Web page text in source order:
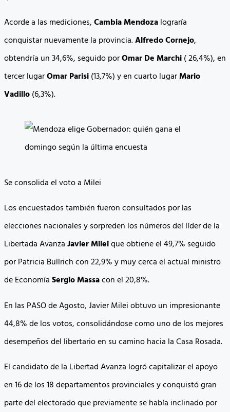
Acorde a las mediciones,Cambia Mendozalograría
conquistar nuevamente la provincia.Alfredo Cornejo,
obtendría un 34,6%, seguido porOmar De Marchi( 26,4%), en
tercer lugarOmar Parisi(13,7%) y en cuarto lugarMario
Vadillo(6,3%).
Se consolida el voto a Milei
Los encuestados también fueron consultados por las
elecciones nacionales y sorpreden los números del líder de la
Libertada AvanzaJavier Mileique obtiene el 49,7% seguido
por Patricia Bullrich con 22,9% y muy cerca el actual ministro
de EconomíaSergio Massacon el 20,8%.
En las PASO de Agosto, Javier Milei obtuvo un impresionante
44,8% de los votos, consolidándose como uno de los mejores
desempeños del libertario en su camino hacia la Casa Rosada.
El candidato de la Libertad Avanza logró capitalizar el apoyo
en 16 de los 18 departamentos provinciales y conquistó gran
parte del electorado que previamente se había inclinado por